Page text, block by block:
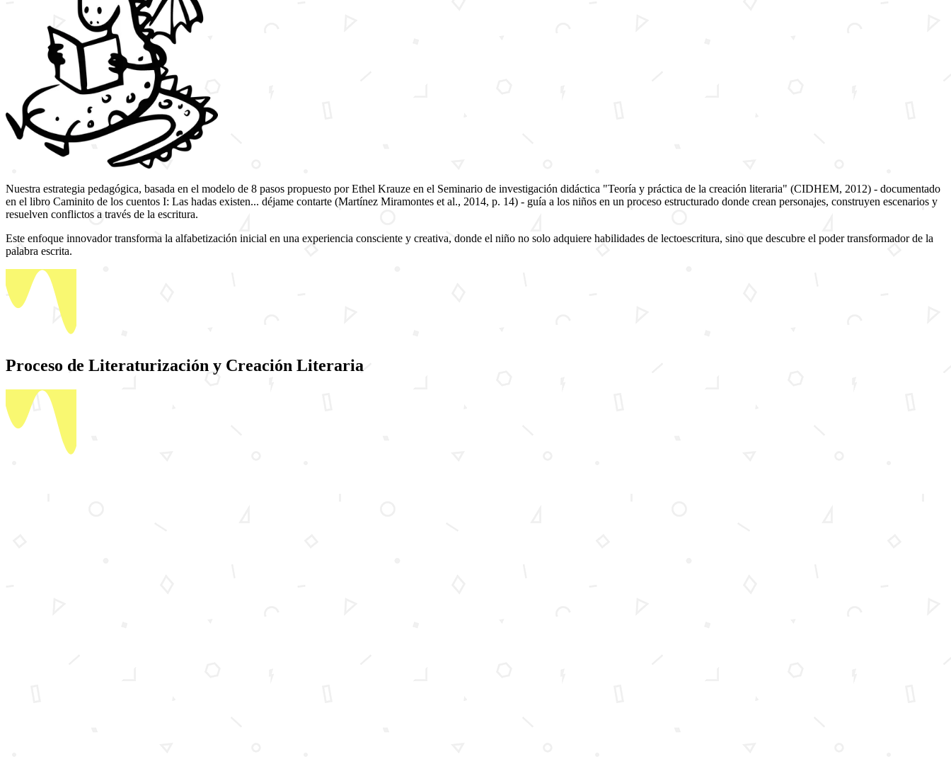
Nuestra estrategia pedagógica, basada en el modelo de 8 pasos propuesto por Ethel Krauze en el Seminario de investigación didáctica "Teoría y práctica de la creación literaria" (CIDHEM, 2012) - documentado
en el libro Caminito de los cuentos I: Las hadas existen... déjame contarte (Martínez Miramontes et al., 2014, p. 14) - guía a los niños en un proceso estructurado donde crean personajes, construyen escenarios y
resuelven conflictos a través de la escritura.
Este enfoque innovador transforma la alfabetización inicial en una experiencia consciente y creativa, donde el niño no solo adquiere habilidades de lectoescritura, sino que descubre el poder transformador de la
palabra escrita.
Proceso de Literaturización y Creación Literaria